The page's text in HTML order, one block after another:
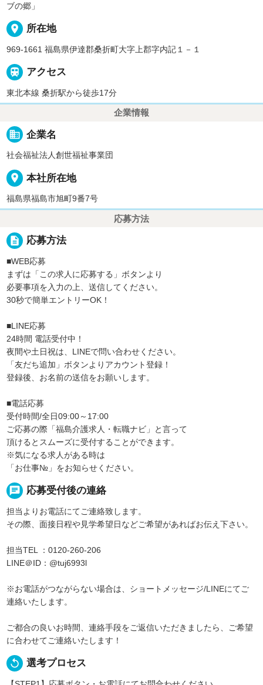
ブの郷」
place 所在地
969-1661 福島県伊達郡桑折町大字上郡字内記１－１
 アクセス
東北本線 桑折駅から徒歩17分
企業情報
business 企業名
社会福祉法人創世福祉事業団
place 本社所在地
福島県福島市旭町9番7号
応募方法
description 応募方法
■WEB応募
まずは「この求人に応募する」ボタンより
必要事項を入力の上、送信してください。
30秒で簡単エントリーOK！
■LINE応募
24時間 電話受付中！
夜間や土日祝は、LINEで問い合わせください。
「友だち追加」ボタンよりアカウント登録！
登録後、お名前の送信をお願いします。
■電話応募
受付時間/全日09:00～17:00
ご応募の際「福島介護求人・転職ナビ」と言って
頂けるとスムーズに受付することができます。
※気になる求人がある時は
「お仕事№」をお知らせください。
chat 応募受付後の連絡
担当よりお電話にてご連絡致します。
その際、面接日程や見学希望日などご希望があればお伝え下さい。
担当TEL ：0120-260-206
LINE＠ID：@tuj6993l
※お電話がつながらない場合は、ショートメッセージ/LINEにてご
連絡いたします。
ご都合の良いお時間、連絡手段をご返信いただきましたら、ご希望
に合わせてご連絡いたします！
replay 選考プロセス